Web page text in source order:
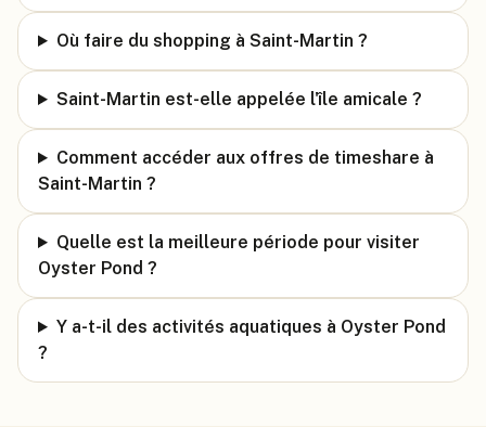
Où faire du shopping à Saint-Martin ?
Saint-Martin est-elle appelée l'île amicale ?
Comment accéder aux offres de timeshare à
Saint-Martin ?
Quelle est la meilleure période pour visiter
Oyster Pond ?
Y a-t-il des activités aquatiques à Oyster Pond
?